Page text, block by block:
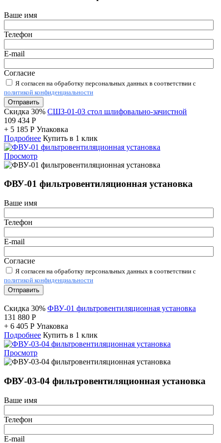
Ваше имя
Телефон
E-mail
Согласие
Я согласен на обработку персональных данных в соответствии с
политикой конфиденциальности
Отправить
Скидка 30% СШЗ-01-03 стол шлифовально-зачистной
109 434 Р
+ 5 185 Р Упаковка
Подробнее Купить в 1 клик
Просмотр
ФВУ-01 фильтровентиляционная установка
Ваше имя
Телефон
E-mail
Согласие
Я согласен на обработку персональных данных в соответствии с
политикой конфиденциальности
Отправить
Скидка 30% ФВУ-01 фильтровентиляционная установка
131 880 Р
+ 6 405 Р Упаковка
Подробнее Купить в 1 клик
Просмотр
ФВУ-03-04 фильтровентиляционная установка
Ваше имя
Телефон
E-mail